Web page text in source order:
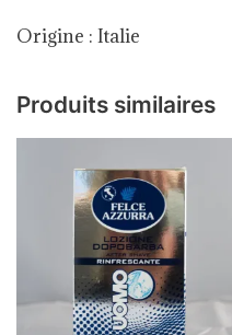
Origine : Italie
Produits similaires